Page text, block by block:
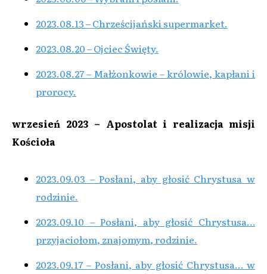
2023.08.13 – Chrześcijański supermarket.
2023.08.20 – Ojciec Święty.
2023.08.27 – Małżonkowie – królowie, kapłani i
prorocy.
wrzesień 2023 – Apostolat i realizacja misji
Kościoła
2023.09.03 – Posłani, aby głosić Chrystusa w
rodzinie.
2023.09.10 – Posłani, aby głosić Chrystusa…
przyjaciołom, znajomym, rodzinie.
2023.09.17 – Posłani, aby głosić Chrystusa… w